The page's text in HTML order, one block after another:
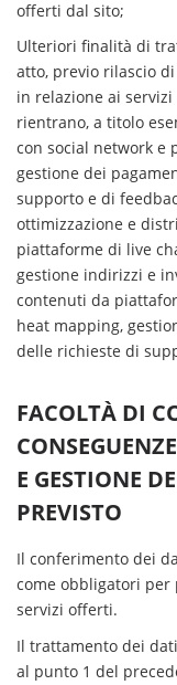
offerti dal sito;
Ulteriori finalità di
atto, previo rilascio
in relazione ai
rientrano, a titolo
con social network e
gestione dei
supporto e di
ottimizzazione e
piattaforme di live
gestione indirizzi e
contenuti da
heat mapping,
delle richieste di
FACOLTÀ DI
E GESTIONE
PREVISTO
Il conferimento dei
come obbligatori per
servizi offerti.
Il trattamento dei
al punto 1 del